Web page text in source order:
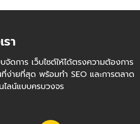
า
การ เว็บไซต์ให้ได้ตรงความต้องการ
ง่ายที่สุด พร้อมทำ SEO และการตลาด
ไลน์แบบครบวงจร